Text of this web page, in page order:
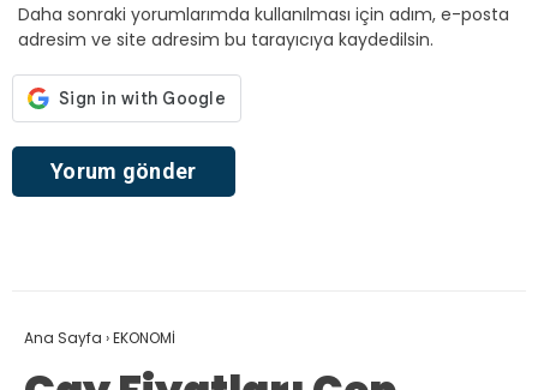
Daha sonraki yorumlarımda kullanılması için adım, e-posta
adresim ve site adresim bu tarayıcıya kaydedilsin.
Ana Sayfa ›EKONOMİ